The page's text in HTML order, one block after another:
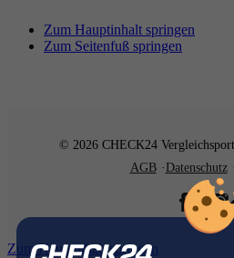
Zum Hauptinhalt springen
Zum Seitenfuß springen
© 2026 CHECK24
AGB
Datenschutz
Zum Hauptinhalt springen